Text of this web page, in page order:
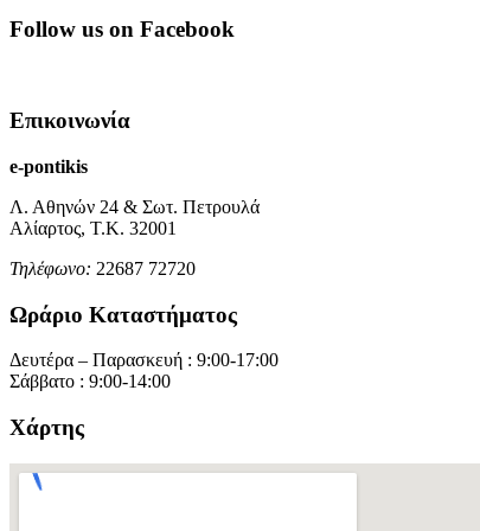
Follow us on Facebook
Επικοινωνία
e-pontikis
Λ. Αθηνών 24 & Σωτ. Πετρουλά
Αλίαρτος, Τ.Κ. 32001
Τηλέφωνο: 22687 72720
Ωράριο Καταστήματος
Δευτέρα – Παρασκευή : 9:00-17:00
Σάββατο : 9:00-14:00
Χάρτης